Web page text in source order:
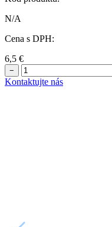
N/A
Cena s DPH:
6,5 €
−
Kontaktujte nás